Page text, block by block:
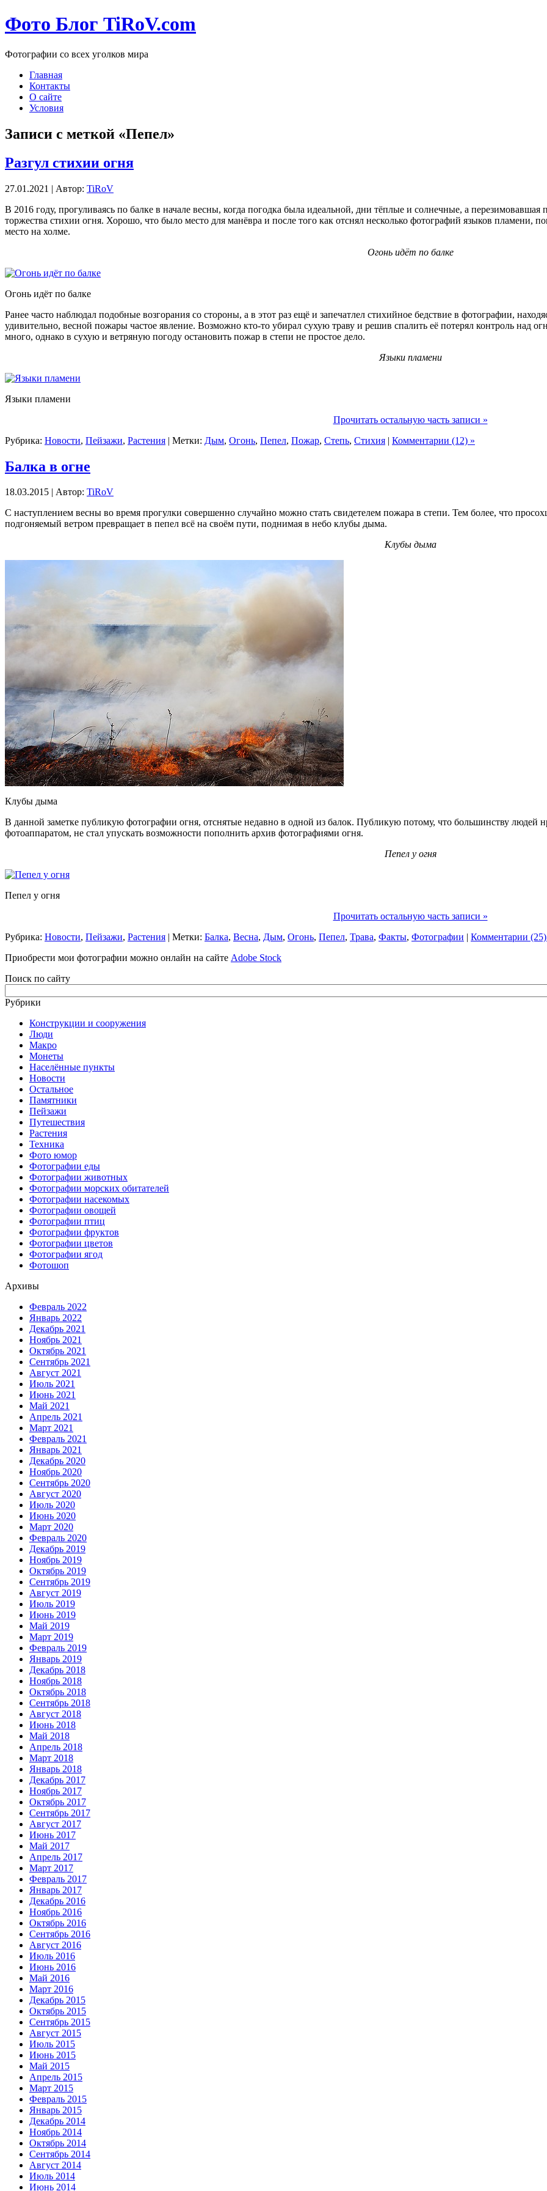
Фото Блог TiRoV.com
Фотографии со всех уголков мира
Главная
Контакты
О сайте
Условия
Записи с меткой «Пепел»
Разгул стихии огня
27.01.2021 | Автор: TiRoV
В 2016 году, прогуливаясь по балке в начале весны, когда погодка была идеальной, дни тёплые и солнечные, а перезимовавшая
торжества стихии огня. Хорошо, что было место для манёвра и после того как отснял несколько фотографий языков пламени,
место на холме.
Огонь идёт по балке
Огонь идёт по балке
Ранее часто наблюдал подобные возгорания со стороны, а в этот раз ещё и запечатлел стихийное бедствие в фотографии,
удивительно, весной пожары частое явление. Возможно кто-то убирал сухую траву и решив спалить её потерял контроль над
много, однако в сухую и ветряную погоду остановить пожар в степи не простое дело.
Языки пламени
Языки пламени
Прочитать остальную часть записи »
Рубрика: Новости, Пейзажи, Растения | Метки: Дым, Огонь, Пепел, Пожар, Степь, Стихия | Комментарии (12) »
Балка в огне
18.03.2015 | Автор: TiRoV
С наступлением весны во время прогулки совершенно случайно можно стать свидетелем пожара в степи. Тем более, что
подгоняемый ветром превращает в пепел всё на своём пути, поднимая в небо клубы дыма.
Клубы дыма
Клубы дыма
В данной заметке публикую фотографии огня, отснятые недавно в одной из балок. Публикую потому, что большинству людей
фотоаппаратом, не стал упускать возможности пополнить архив фотографиями огня.
Пепел у огня
Пепел у огня
Прочитать остальную часть записи »
Рубрика: Новости, Пейзажи, Растения | Метки: Балка, Весна, Дым, Огонь, Пепел, Трава, Факты, Фотографии | Комментарии
Приобрести мои фотографии можно онлайн на сайте Adobe Stock
Поиск по сайту
Рубрики
Конструкции и сооружения
Люди
Макро
Монеты
Населённые пункты
Новости
Остальное
Памятники
Пейзажи
Путешествия
Растения
Техника
Фото юмор
Фотографии еды
Фотографии животных
Фотографии морских обитателей
Фотографии насекомых
Фотографии овощей
Фотографии птиц
Фотографии фруктов
Фотографии цветов
Фотографии ягод
Фотошоп
Архивы
Февраль 2022
Январь 2022
Декабрь 2021
Ноябрь 2021
Октябрь 2021
Сентябрь 2021
Август 2021
Июль 2021
Июнь 2021
Май 2021
Апрель 2021
Март 2021
Февраль 2021
Январь 2021
Декабрь 2020
Ноябрь 2020
Сентябрь 2020
Август 2020
Июль 2020
Июнь 2020
Март 2020
Февраль 2020
Декабрь 2019
Ноябрь 2019
Октябрь 2019
Сентябрь 2019
Август 2019
Июль 2019
Июнь 2019
Май 2019
Март 2019
Февраль 2019
Январь 2019
Декабрь 2018
Ноябрь 2018
Октябрь 2018
Сентябрь 2018
Август 2018
Июнь 2018
Май 2018
Апрель 2018
Март 2018
Январь 2018
Декабрь 2017
Ноябрь 2017
Октябрь 2017
Сентябрь 2017
Август 2017
Июнь 2017
Май 2017
Апрель 2017
Март 2017
Февраль 2017
Январь 2017
Декабрь 2016
Ноябрь 2016
Октябрь 2016
Сентябрь 2016
Август 2016
Июль 2016
Июнь 2016
Май 2016
Март 2016
Декабрь 2015
Октябрь 2015
Сентябрь 2015
Август 2015
Июль 2015
Июнь 2015
Май 2015
Апрель 2015
Март 2015
Февраль 2015
Январь 2015
Декабрь 2014
Ноябрь 2014
Октябрь 2014
Сентябрь 2014
Август 2014
Июль 2014
Июнь 2014